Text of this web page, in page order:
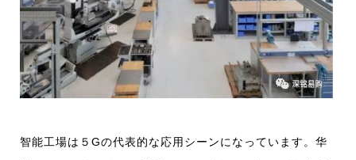
智能工場は５Gの代表的な応用シーンになっています。华